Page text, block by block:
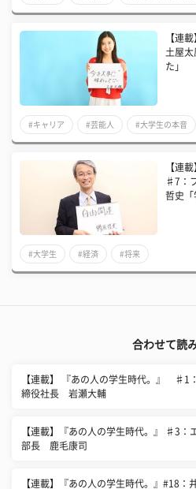
【連
土屋太
た」
#キャリア #芸能人 #大学生の本音
【連
♯7：
哲史「
#大学生 #経済 #将来
合わせて読
【連載】 『あの人の学生時代。』 ♯1
締役社長 岩瀬大輔
【連載】『あの人の学生時代。』 ♯3
部長 鹿毛康司
【連載】『あの人の学生時代。』#18：